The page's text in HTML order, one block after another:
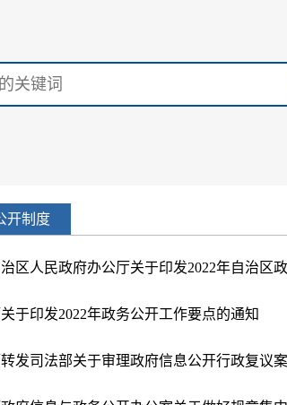
开制度
于印发2022年政务公开工作要点的通知